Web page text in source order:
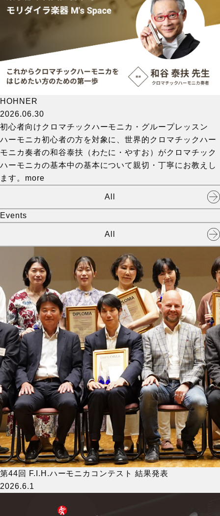
HOHNER
2026.06.30
初心者向けクロマチックハーモニカ・グループレッスン
ハーモニカ初心者の方を対象に、世界的クロマチックハー
モニカ奏者の和谷泰扶（わたに・やすお）がクロマチック
ハーモニカの基本中の基本について親切・丁寧にお教えし
ます。 more
All
Events
All
第44回 F.I.H.ハーモニカコンテスト 結果発表
2026.6.1